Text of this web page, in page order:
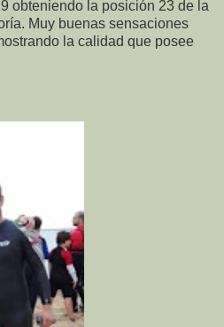
obteniendo la posición 23 de la
Muy buenas sensaciones
la calidad que posee